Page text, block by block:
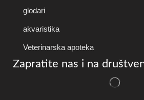
glodari
akvaristika
Veterinarska apoteka
Zapratite nas i na